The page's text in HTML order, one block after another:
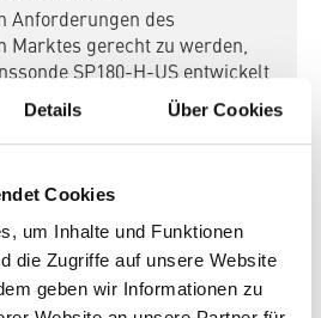
Details Über Cookies
Cookies
um Inhalte und Funktionen
die Zugriffe auf unsere Website
geben wir Informationen zu
Anforderungen des
Marktes gerecht zu werden,
SP180-H-US entwickelt